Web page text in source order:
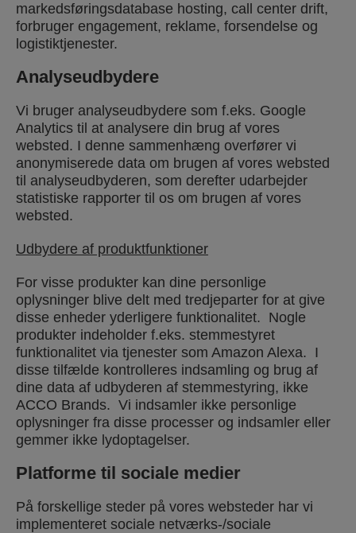
markedsføringsdatabase hosting, call center drift,
forbruger engagement, reklame, forsendelse og
logistiktjenester.
Analyseudbydere
Vi bruger analyseudbydere som f.eks. Google
Analytics til at analysere din brug af vores
websted. I denne sammenhæng overfører vi
anonymiserede data om brugen af vores websted
til analyseudbyderen, som derefter udarbejder
statistiske rapporter til os om brugen af vores
websted.
Udbydere af produktfunktioner
For visse produkter kan dine personlige
oplysninger blive delt med tredjeparter for at give
disse enheder yderligere funktionalitet. Nogle
produkter indeholder f.eks. stemmestyret
funktionalitet via tjenester som Amazon Alexa. I
disse tilfælde kontrolleres indsamling og brug af
dine data af udbyderen af stemmestyring, ikke
ACCO Brands. Vi indsamler ikke personlige
oplysninger fra disse processer og indsamler eller
gemmer ikke lydoptagelser.
Platforme til sociale medier
På forskellige steder på vores websteder har vi
implementeret sociale netværks-/sociale